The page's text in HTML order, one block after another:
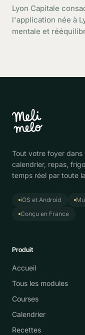
Lyon Capitale
l'application née à
mentale et
Tout votre foyer dans
calendrier, repas,
temps réel par toute
iOS et Android
Conçu en France
Produit
Accueil
Tous les modules
Courses
Calendrier
Recettes